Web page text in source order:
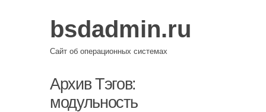
bsdadmin.ru
Сайт об операционных системах
Архив Тэгов:
модульность